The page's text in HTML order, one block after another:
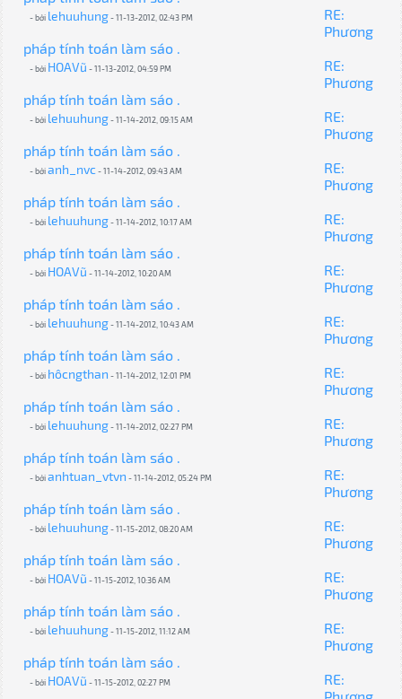
- bởi lehuuhung- 11-13-2012, 02:43 PM
RE:
Phương
pháp tính toán làm sáo .
- bởi HOAVũ - 11-13-2012, 04:59 PM
RE:
Phương
pháp tính toán làm sáo .
- bởi lehuuhung- 11-14-2012, 09:15 AM
RE:
Phương
pháp tính toán làm sáo .
- bởianh_nvc- 11-14-2012, 09:43 AM
RE:
Phương
pháp tính toán làm sáo .
- bởi lehuuhung- 11-14-2012, 10:17 AM
RE:
Phương
pháp tính toán làm sáo .
- bởi HOAVũ - 11-14-2012, 10:20 AM
RE:
Phương
pháp tính toán làm sáo .
- bởi lehuuhung- 11-14-2012, 10:43 AM
RE:
Phương
pháp tính toán làm sáo .
- bởi hôcngthan - 11-14-2012, 12:01 PM
RE:
Phương
pháp tính toán làm sáo .
- bởi lehuuhung- 11-14-2012, 02:27 PM
RE:
Phương
pháp tính toán làm sáo .
- bởianhtuan_vtvn - 11-14-2012, 05:24 PM
RE:
Phương
pháp tính toán làm sáo .
- bởi lehuuhung- 11-15-2012, 08:20 AM
RE:
Phương
pháp tính toán làm sáo .
- bởi HOAVũ - 11-15-2012, 10:36 AM
RE:
Phương
pháp tính toán làm sáo .
- bởi lehuuhung- 11-15-2012, 11:12 AM
RE:
Phương
pháp tính toán làm sáo .
- bởi HOAVũ - 11-15-2012, 02:27 PM
RE: